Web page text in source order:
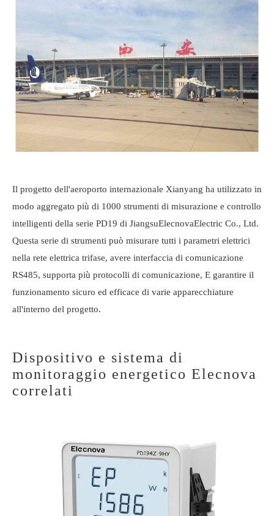
Il progetto dell'aeroporto internazionale Xianyang ha utilizzato in
modo aggregato più di 1000 strumenti di misurazione e controllo
intelligenti della serie PD19 di JiangsuElecnovaElectric Co., Ltd.
Questa serie di strumenti può misurare tutti i parametri elettrici
nella rete elettrica trifase, avere interfaccia di comunicazione
RS485, supporta più protocolli di comunicazione, E garantire il
funzionamento sicuro ed efficace di varie apparecchiature
all'interno del progetto.
Dispositivo e sistema di
monitoraggio energetico Elecnova
correlati